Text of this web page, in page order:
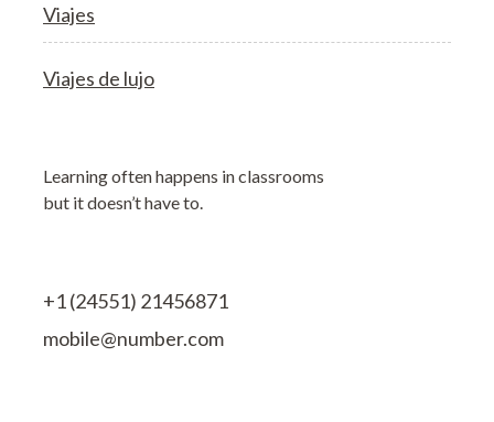
Viajes
Viajes de lujo
Learning often happens in classrooms
but it doesn’t have to.
+1 (24551) 21456871
mobile@number.com